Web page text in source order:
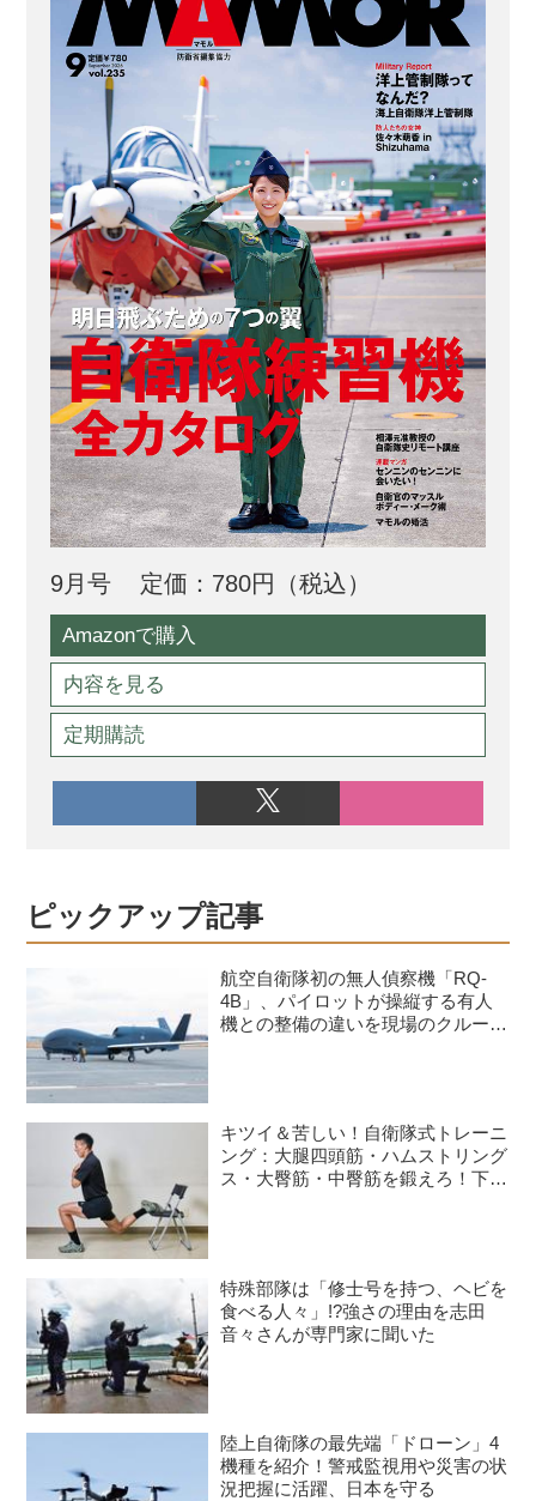
ティストなどのヘアメークも担当。
「髪質や顔形から似合う髪型を提案し
ます。自衛隊の皆さん、お待ちしてい
ます！」 BEFORE：前髪を作りたいけ
ど、分け目の地肌は隠したい...
9月号 定価：780円（税込）
Amazonで購入
内容を見る
定期購読
ピックアップ記事
航空自衛隊初の無人偵察機「RQ-
4B」、パイロットが操縦する有人
機との整備の違いを現場のクルーが
キツイ＆苦しい！自衛隊式トレーニ
ング：大腿四頭筋・ハムストリング
ス・大臀筋・中臀筋を鍛えろ！下半
特殊部隊は「修士号を持つ、ヘビを
食べる人々」!?強さの理由を志田
音々さんが専門家に聞いた
陸上自衛隊の最先端「ドローン」4
機種を紹介！警戒監視用や災害の状
況把握に活躍、日本を守る